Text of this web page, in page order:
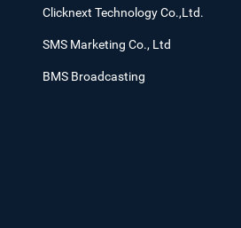
Clicknext Technology Co.,Ltd.
SMS Marketing Co., Ltd
BMS Broadcasting